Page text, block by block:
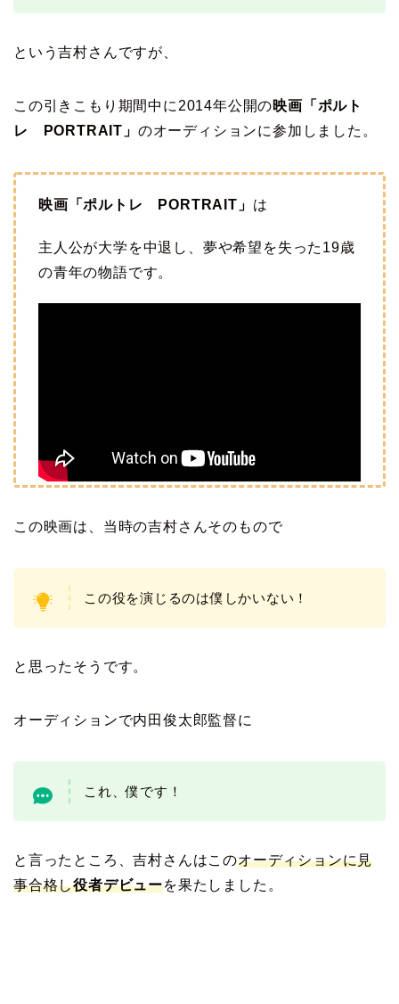
という吉村さんですが、
この引きこもり期間中に2014年公開の映画「ポルト
レ PORTRAIT」 のオーディションに参加しました。
映画「ポルトレ PORTRAIT」 は
主人公が大学を中退し、夢や希望を失った19歳
の青年の物語です。
この映画は、当時の吉村さんそのもので
この役を演じるのは僕しかいない！
と思ったそうです。
オーディションで内田俊太郎監督に
これ、僕です！
と言ったところ、吉村さんはこのオーディションに見
事合格し役者デビューを果たしました。